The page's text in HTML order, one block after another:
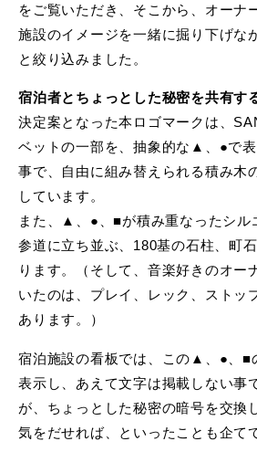
をご覧いただき、そこから、オーナ
施設のイメージを一緒に掘り下げな
と絞り込みました。
宿泊者とちょっとした秘密を共有す
決定案となった本ロゴマークは、
ベットの一部を、抽象的な▲、●で
事で、自由に組み替えられる積み木
しています。
また、▲、●、■が積み重なったシル
参道に立ち並ぶ、180基の石柱、町
ります。（そして、音楽好きのオー
いたのは、プレイ、レック、ストッ
あります。）
宿泊施設の看板では、この▲、●、■
表示し、あえて文字は掲載しない事
が、ちょっとした秘密の暗号を交換
気をだせれば、といったことも企て